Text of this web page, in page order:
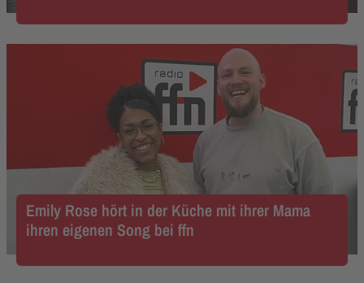
Emily Rose hört in der Küche mit ihrer Mama
ihren eigenen Song bei ffn